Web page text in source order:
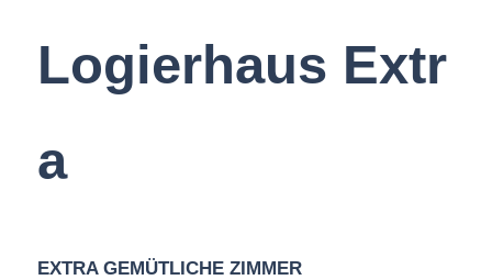
Logierhaus Extr
a
EXTRA GEMÜTLICHE ZIMMER